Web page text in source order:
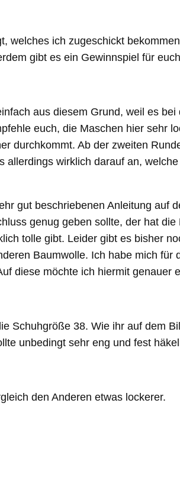
welches ich zugeschickt
gibt es ein Gewinnspiel für
aus diesem Grund, weil es
euch, die Maschen hier sehr
durchkommt. Ab der zweiten
wirklich darauf an,
gut beschriebenen Anleitung auf
genug geben sollte, der hat
tolle gibt. Leider gibt es bisher
Baumwolle. Ich habe mich
diese möchte ich hiermit genauer
Schuhgröße 38. Wie ihr auf dem
unbedingt sehr eng und fest
den Anderen etwas lockerer.